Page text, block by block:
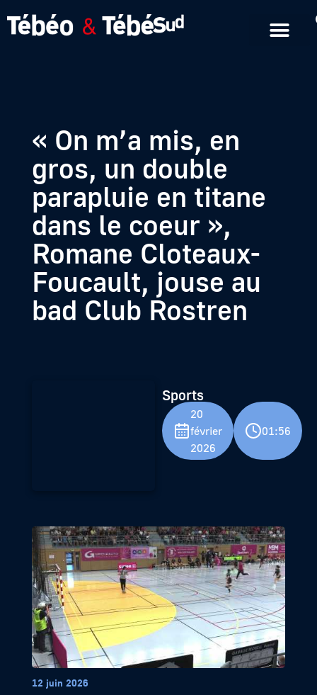
« On m’a mis, en
gros, un double
parapluie en titane
dans le coeur »,
Romane Cloteaux-
Foucault, jouse au
bad Club Rostren
Sports
20
février
2026
01:56
12 juin 2026